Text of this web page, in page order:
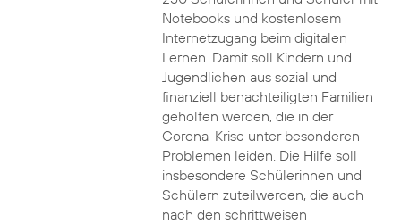
Notebooks und kostenlosem
Internetzugang beim digitalen
Lernen. Damit soll Kindern und
Jugendlichen aus sozial und
finanziell benachteiligten Familien
geholfen werden, die in der
Corona-Krise unter besonderen
Problemen leiden. Die Hilfe soll
insbesondere Schülerinnen und
Schülern zuteilwerden, die auch
nach den schrittweisen